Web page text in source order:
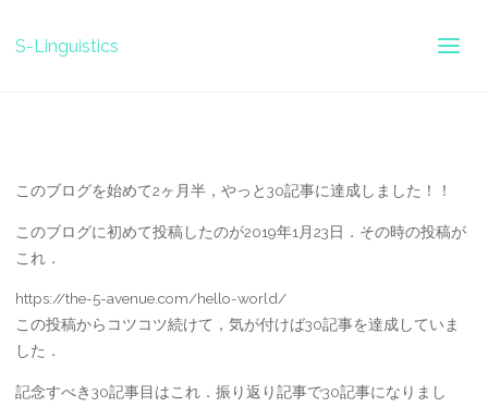
S-Linguistics
このブログを始めて2ヶ月半，やっと30記事に達成しました！！
このブログに初めて投稿したのが2019年1月23日．その時の投稿が
これ．
https://the-5-avenue.com/hello-world/
この投稿からコツコツ続けて，気が付けば30記事を達成していま
した．
記念すべき30記事目はこれ．振り返り記事で30記事になりまし